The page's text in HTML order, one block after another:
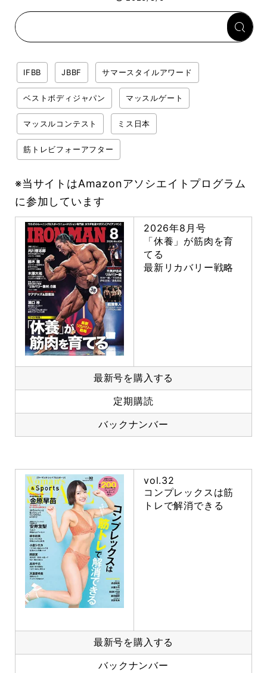
らない肩の鍛え方」前編
IFBB JBBF サマースタイルアワード
ベストボディジャパン マッスルゲート
マッスルコンテスト ミス日本
筋トレビフォーアフター
※当サイトはAmazonアソシエイトプログラム
に参加しています
2026年8月号
「休養」が筋肉を育
てる
最新リカバリー戦略
最新号を購入する
定期購読
バックナンバー
vol.32
コンプレックスは筋
トレで解消できる
最新号を購入する
バックナンバー